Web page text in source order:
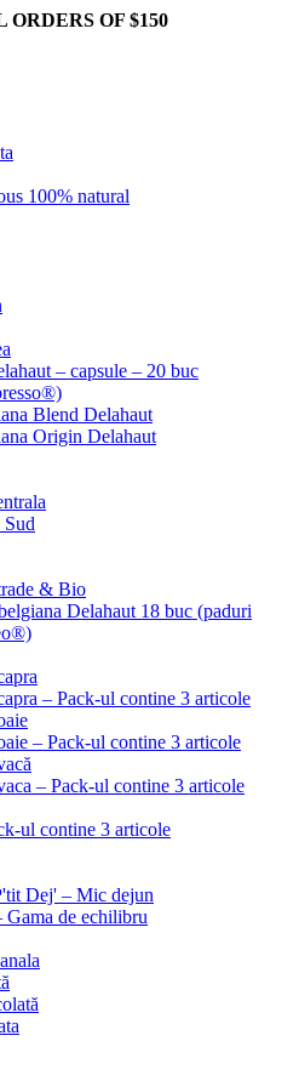
OF $150
100% natural
– capsule – 20 buc
Blend Delahaut
Origin Delahaut
& Bio
Delahaut 18 buc (paduri
– Pack-ul contine 3 articole
– Pack-ul contine 3 articole
– Pack-ul contine 3 articole
ul contine 3 articole
Dej' – Mic dejun
de echilibru